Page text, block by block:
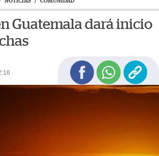
Guatemala dará inicio